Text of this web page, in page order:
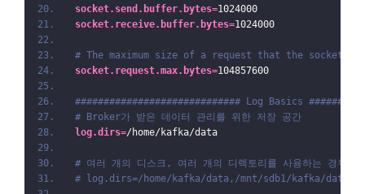
socket.send.buffer.bytes=1024000
socket.receive.buffer.bytes=1024000
# The maximum size of a request that the socket
socket.request.max.bytes=104857600
############################# Log Basics
# Broker가 받은 데이터 관리를 위한 저장 공간
log.dirs=/home/kafka/data
# 여러 개의 디스크, 여러 개의 디렉토리를 사용하는 경우 콤
# log.dirs=/home/kafka/data,/mnt/sdb1/kafka/data,/